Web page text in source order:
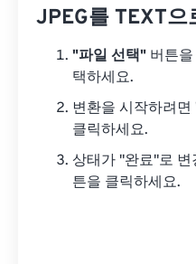
JPEG를 TEXT
"파일 선택" 버튼
택하세요.
변환을 시작하려면
클릭하세요.
상태가 "완료"로 변
튼을 클릭하세요.